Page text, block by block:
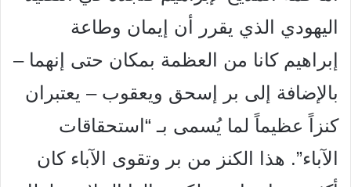
اليهودي الذي يقرر أن إيمان وطاعة
إبراهيم كانا من العظمة بمكان حتى إنهما –
بالإضافة إلى بر إسحق ويعقوب – يعتبران
كنزاً عظيماً لما يُسمى بـ “استحقاقات
الآباء”. هذا الكنز من بر وتقوى الآباء كان